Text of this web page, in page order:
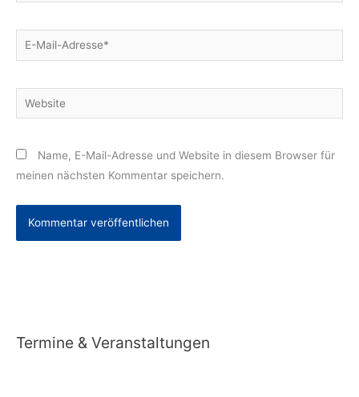
E-
Mail-
Website
Name, E-Mail-Adresse und Website in diesem Browser für
meinen nächsten Kommentar speichern.
Termine & Veranstaltungen